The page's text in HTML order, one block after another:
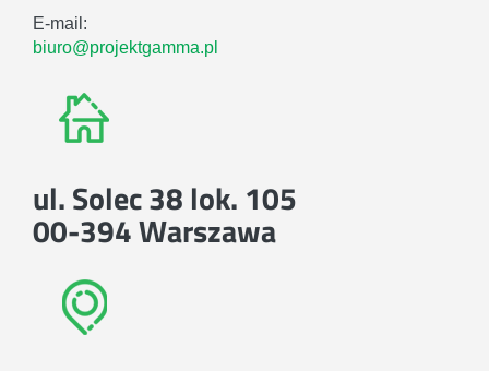
E-mail:
biuro@projektgamma.pl
ul. Solec 38 lok. 105
00-394 Warszawa